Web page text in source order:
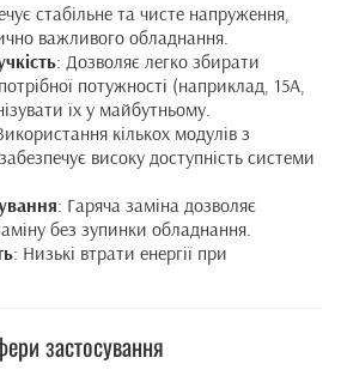
стабільне та чисте напруження,
важливого обладнання.
: Дозволяє легко збирати
потужності (наприклад, 15А,
їх у майбутньому.
кількох модулів з
високу доступність системи
: Гаряча заміна дозволяє
без зупинки обладнання.
: Низькі втрати енергії при
застосування